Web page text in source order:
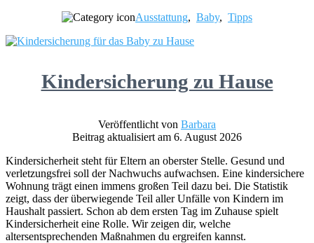
Ausstattung, Baby, Tipps
Kindersicherung zu Hause
Veröffentlicht von Barbara
Beitrag aktualisiert am 6. August 2026
Kindersicherheit steht für Eltern an oberster Stelle. Gesund und
verletzungsfrei soll der Nachwuchs aufwachsen. Eine kindersichere
Wohnung trägt einen immens großen Teil dazu bei. Die Statistik
zeigt, dass der überwiegende Teil aller Unfälle von Kindern im
Haushalt passiert. Schon ab dem ersten Tag im Zuhause spielt
Kindersicherheit eine Rolle. Wir zeigen dir, welche
altersentsprechenden Maßnahmen du ergreifen kannst.